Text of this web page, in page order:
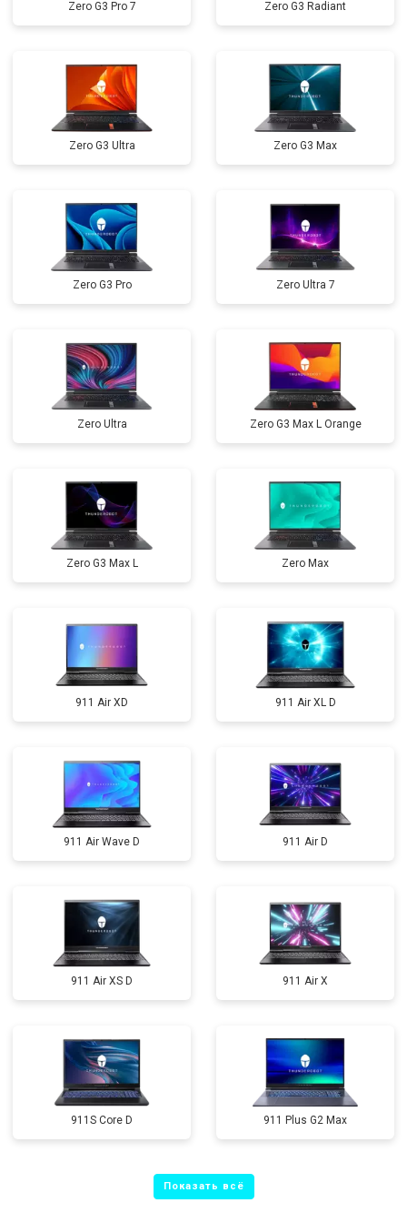
Замена оперативной памяти от 1100 ₽ Заказать
Прошивка BIOS от 1500 ₽ Заказать
Замена северного моста от 3500 ₽
Zero G3 Pro 7 Zero G3 Radiant
Zero G3 Ultra Zero G3 Max
Zero G3 Pro Zero Ultra 7
Zero Ultra Zero G3 Max L Orange
Zero G3 Max L Zero Max
911 Air XD 911 Air XL D
911 Air Wave D 911 Air D
911 Air XS D 911 Air X
911S Core D 911 Plus G2 Max